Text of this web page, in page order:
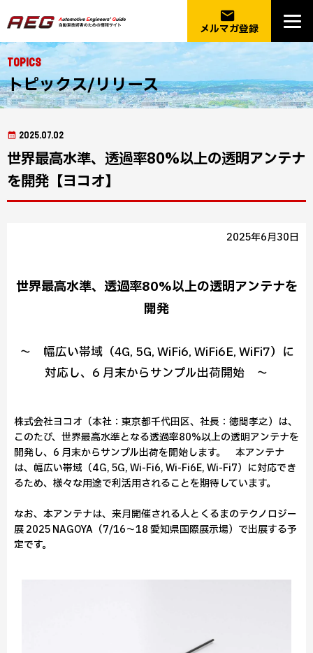
email
メルマガ登録
Topics
トピックス/リリース
2025.07.02
世界最高水準、透過率80%以上の透明アンテナ
を開発【ヨコオ】
2025年6月30日
世界最高水準、透過率80%以上の透明アンテナを
開発
～ 幅広い帯域（4G, 5G, WiFi6, WiFi6E, WiFi7）に
対応し、6 月末からサンプル出荷開始 ～
株式会社ヨコオ（本社：東京都千代田区、社長：徳間孝之）は、
このたび、世界最高水準となる透過率80%以上の透明アンテナを
開発し、6 月末からサンプル出荷を開始します。 本アンテナ
は、幅広い帯域（4G, 5G, Wi-Fi6, Wi-Fi6E, Wi-Fi7）に対応でき
るため、様々な用途で利活用されることを期待しています。
なお、本アンテナは、来月開催される人とくるまのテクノロジー
展 2025 NAGOYA（7/16～18 愛知県国際展示場）で出展する予
定です。